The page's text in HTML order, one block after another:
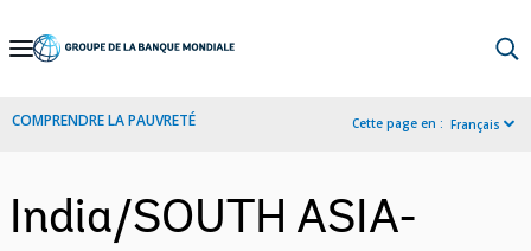
Skip
Navigation
COMPRENDRE LA PAUVRETÉ Cette page en : Français
India/SOUTH ASIA-